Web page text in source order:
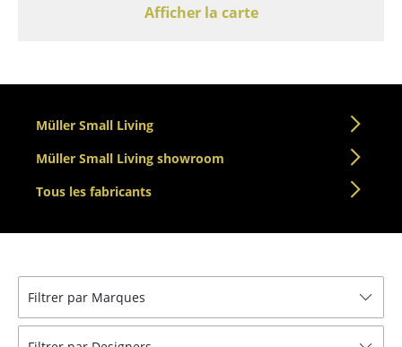
Pièces détachées
Secrétaires & Tables PC
Tables de conférence et Pupitres
Afficher la carte
Müller Small Living
Müller Small Living showroom
Tous les fabricants
Filtrer par Marques